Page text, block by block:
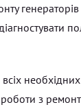
генераторів
з